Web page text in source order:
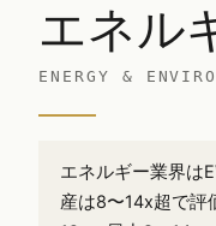
エネル
ENERGY &
エネルギー業界は
産は8〜14x超で評